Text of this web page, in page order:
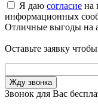
Я даю согласие на
информационных
Отличные выгоды на
Оставьте заявку
Звонок для Вас